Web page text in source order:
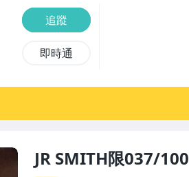
JR SMITH限037/100
追蹤
即時通